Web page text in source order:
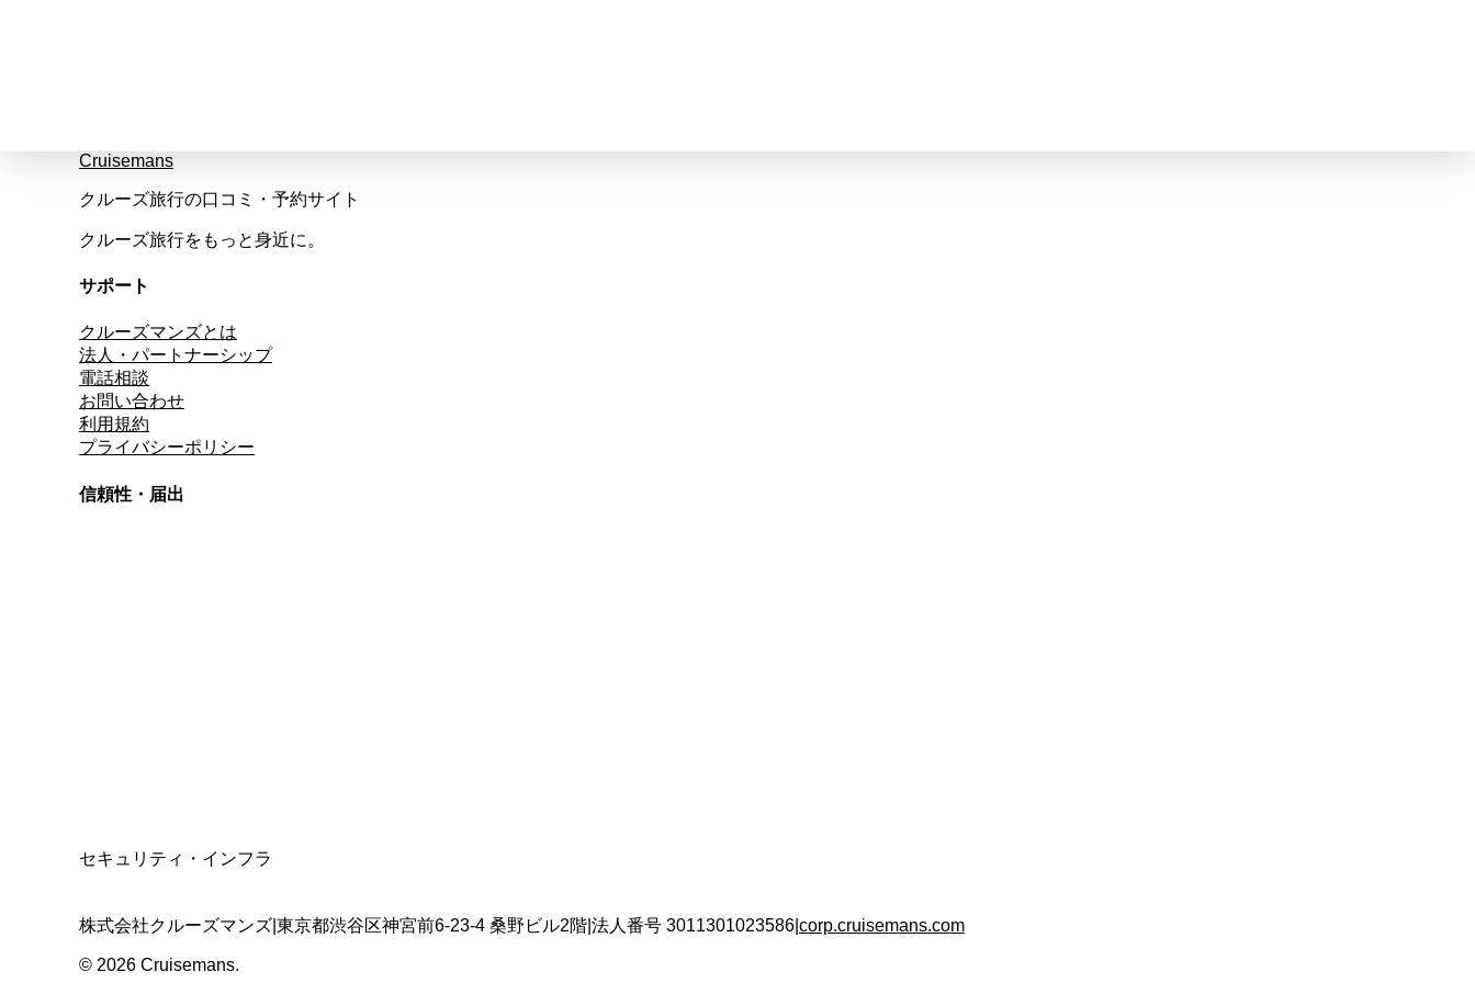
Cruisemans
クルーズ旅行の口コミ・予約サイト
クルーズ旅行をもっと身近に。
サポート
クルーズマンズとは
法人・パートナーシップ
電話相談
お問い合わせ
利用規約
プライバシーポリシー
信頼性・届出
セキュリティ・インフラ
株式会社クルーズマンズ 東京都渋谷区神宮前6-23-4 桑野ビル2階 法人番号 3011301023586 corp.cruisemans.com
© 2026 Cruisemans.